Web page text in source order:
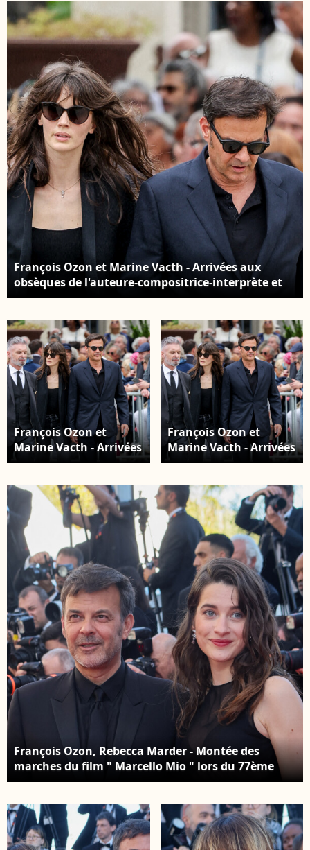
Is Coming) photocall
during 72nd San
Sebastian
International Film
Festival.San Sebastian
- September 22, 2024. ©
Lalo Yasky/Bestimage
Is Coming) photocall
during 72nd San
Sebastian
International Film
Festival.San Sebastian
- September 22, 2024. ©
Lalo Yasky/Bestimage
François Ozon et Marine Vacth - Arrivées aux
obsèques de l'auteure-compositrice-interprète et
actrice française Françoise Hardy au crématorium
juin 2024. © Jacovides-Moreau/Bestimage
François Ozon et
Marine Vacth - Arrivées
aux obsèques de
interprète et actrice
française Françoise
Hardy au crématorium
du cimetière du Père-
Lachaise à Paris,
France, le 20 juin 2024.
© Jacovides-
Moreau/Bestimage
François Ozon et
Marine Vacth - Arrivées
aux obsèques de
interprète et actrice
française Françoise
Hardy au cimetière du
Père-Lachaise à Paris,
France, le 20 juin 2024.
© Jacovides-
Moreau/Bestimage
François Ozon, Rebecca Marder - Montée des
marches du film " Marcello Mio " lors du 77ème
Festival International du Film de Cannes, au Palais
Christophe Clovis / Bestimage